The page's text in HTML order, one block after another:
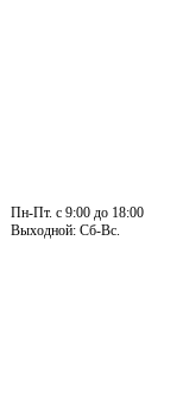
Пн-Пт. с 9:00 до 18:00
Выходной: Сб-Вс.